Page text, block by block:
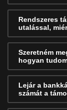
Rendszeres
utalással,
Szeretném
hogyan
Lejár a
számát a